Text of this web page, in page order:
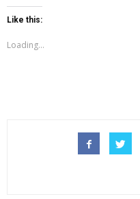
Twitter
(Opens
in
window)
Like this:
Loading...